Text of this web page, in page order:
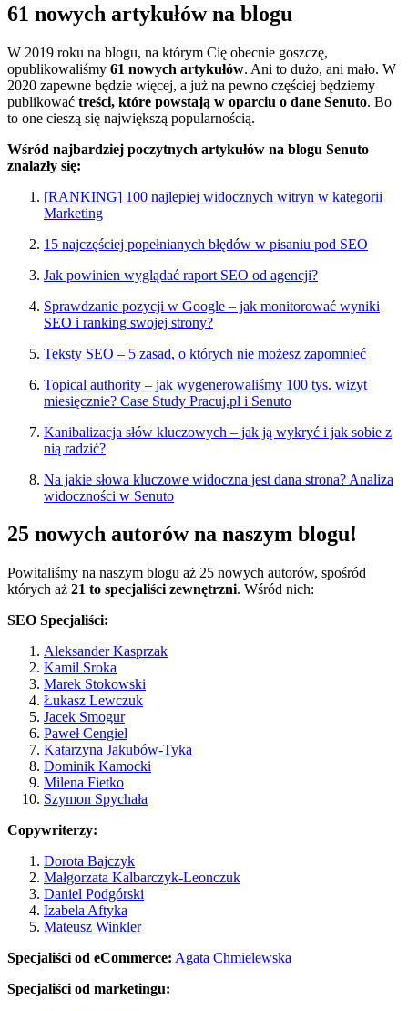
61 nowych artykułów na blogu
W 2019 roku na blogu, na którym Cię obecnie goszczę,
opublikowaliśmy 61 nowych artykułów. Ani to dużo, ani mało. W
2020 zapewne będzie więcej, a już na pewno częściej będziemy
publikować treści, które powstają w oparciu o dane Senuto. Bo
to one cieszą się największą popularnością.
Wśród najbardziej poczytnych artykułów na blogu Senuto
znalazły się:
[RANKING] 100 najlepiej widocznych witryn w kategorii
Marketing
15 najczęściej popełnianych błędów w pisaniu pod SEO
Jak powinien wyglądać raport SEO od agencji?
Sprawdzanie pozycji w Google – jak monitorować wyniki
SEO i ranking swojej strony?
Teksty SEO – 5 zasad, o których nie możesz zapomnieć
Topical authority – jak wygenerowaliśmy 100 tys. wizyt
miesięcznie? Case Study Pracuj.pl i Senuto
Kanibalizacja słów kluczowych – jak ją wykryć i jak sobie z
nią radzić?
Na jakie słowa kluczowe widoczna jest dana strona? Analiza
widoczności w Senuto
25 nowych autorów na naszym blogu!
Powitaliśmy na naszym blogu aż 25 nowych autorów, spośród
których aż 21 to specjaliści zewnętrzni. Wśród nich:
SEO Specjaliści:
Aleksander Kasprzak
Kamil Sroka
Marek Stokowski
Łukasz Lewczuk
Jacek Smogur
Paweł Cengiel
Katarzyna Jakubów-Tyka
Dominik Kamocki
Milena Fietko
Szymon Spychała
Copywriterzy:
Dorota Bajczyk
Małgorzata Kalbarczyk-Leonczuk
Daniel Podgórski
Izabela Aftyka
Mateusz Winkler
Specjaliści od eCommerce: Agata Chmielewska
Specjaliści od marketingu: